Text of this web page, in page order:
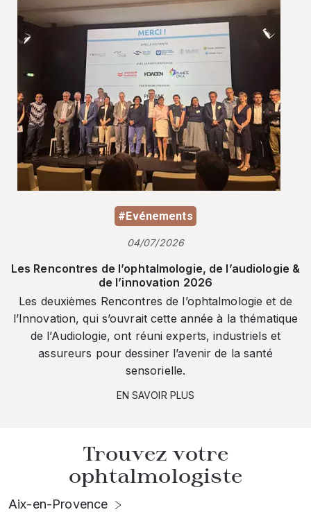
#Evénements
04/07/2026
Les Rencontres de l’ophtalmologie, de l’audiologie &
de l’innovation 2026
Les deuxièmes Rencontres de l’ophtalmologie et de
l’Innovation, qui s’ouvrait cette année à la thématique
de l’Audiologie, ont réuni experts, industriels et
assureurs pour dessiner l’avenir de la santé
sensorielle.
EN SAVOIR PLUS
Trouvez votre
ophtalmologiste
Aix-en-Provence